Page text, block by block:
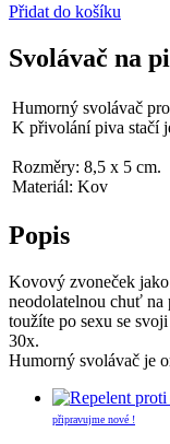
Přidat do košíku
Svolávač na
Humorný svolávač
K přivolání piva stačí
Rozměry: 8,5 x 5 cm.
Materiál: Kov
Popis
Kovový zvoneček
neodolatelnou chuť na
toužíte po sexu se
30x.
Humorný svolávač je
připravujme nové !